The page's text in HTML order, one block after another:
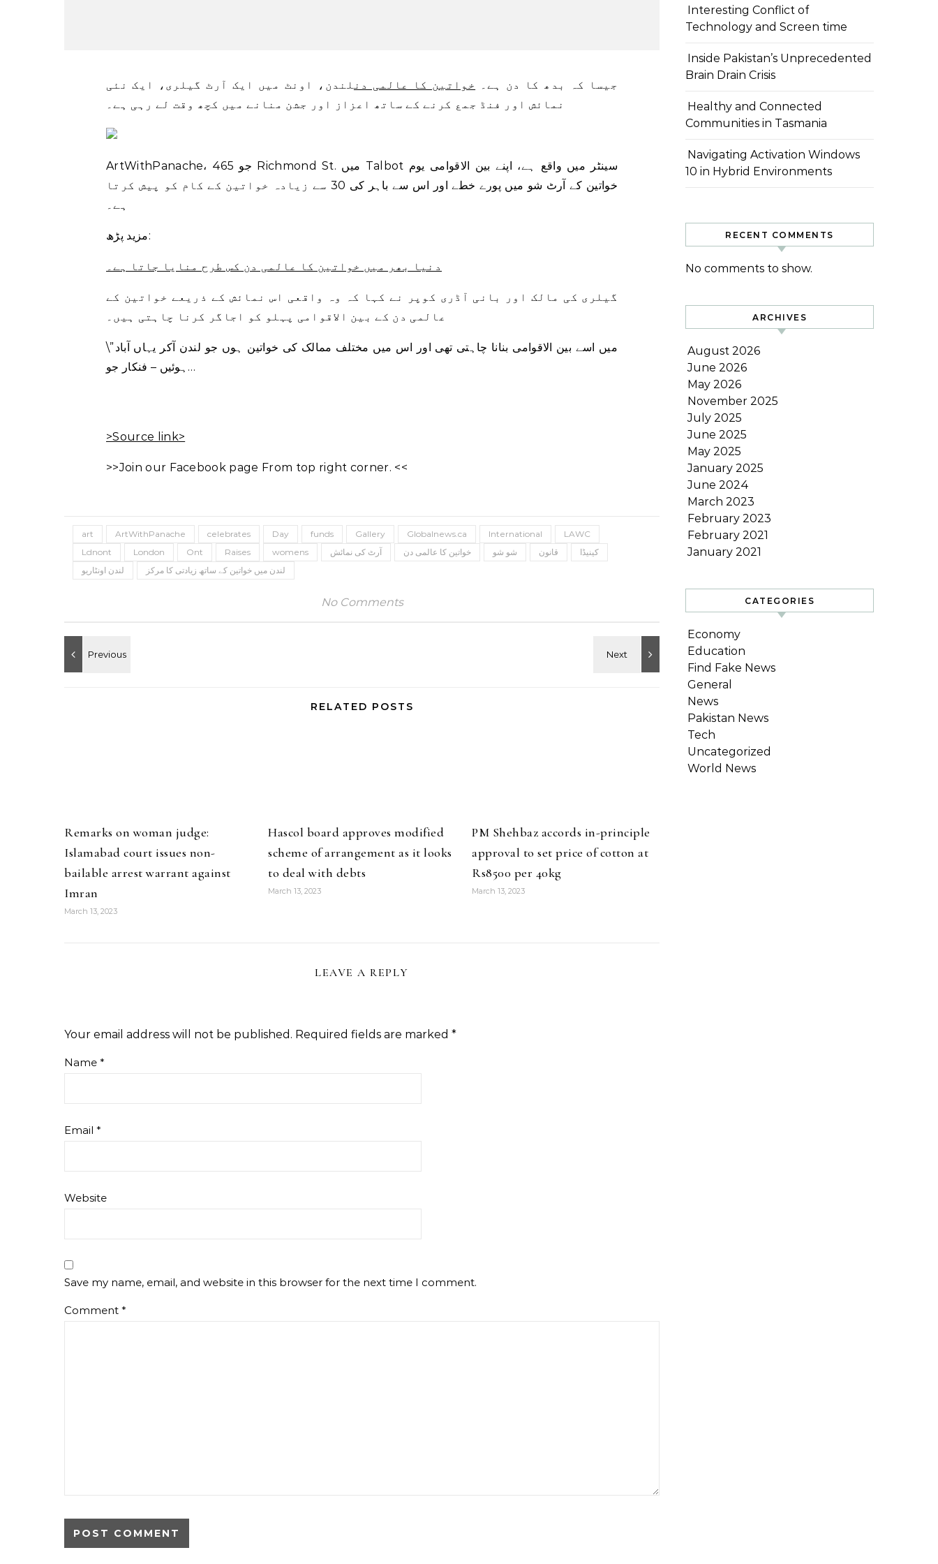
جیسا کہ بدھ کا دن ہے۔ خواتین کا عالمی دنلندن، اونٹ میں ایک آرٹ گیلری، ایک نئی
نمائش اور فنڈ جمع کرنے کے ساتھ اعزاز اور جشن منانے میں کچھ وقت لے رہی ہے۔
ArtWithPanache، جو 465 Richmond St. میں Talbot سینٹر میں واقع ہے، اپنے بین الاقوامی یوم
خواتین کے آرٹ شو میں پورے خطے اور اس سے باہر کی 30 سے ​​زیادہ خواتین کے کام کو پیش کرتا
ہے۔
مزید پڑھ:
دنیا بھر میں خواتین کا عالمی دن کس طرح منایا جاتا ہے۔
گیلری کی مالک اور بانی آڈری کوپر نے کہا کہ وہ واقعی اس نمائش کے ذریعے خواتین کے
عالمی دن کے بین الاقوامی پہلو کو اجاگر کرنا چاہتی ہیں۔
\”میں اسے بین الاقوامی بنانا چاہتی تھی اور اس میں مختلف ممالک کی خواتین ہوں جو لندن آکر یہاں آباد
ہوئیں – فنکار جو…
>Source link>
>>Join our Facebook page From top right corner. <<
art ArtWithPanache celebrates Day funds Gallery Globalnews.ca International
LAWC
Ldnont
London Ont Raises womens آرٹ کی نمائش خواتین کا عالمی دن شو شو قانون
کینیڈا
لندن اونٹاریو
لندن میں خواتین کے ساتھ زیادتی کا مرکز
No Comments
RELATED POSTS
Remarks on woman judge:
Islamabad court issues non-
bailable arrest warrant against
Imran
March 13, 2023
Hascol board approves modified
scheme of arrangement as it looks
to deal with debts
March 13, 2023
PM Shehbaz accords in-principle
approval to set price of cotton at
Rs8500 per 40kg
March 13, 2023
LEAVE A REPLY
Your email address will not be published. Required fields are marked *
Name *
Email *
Website
Save my name, email, and website in this browser for the next time I comment.
Comment *
Interesting Conflict of
Technology and Screen time
Inside Pakistan’s Unprecedented
Brain Drain Crisis
Healthy and Connected
Communities in Tasmania
Navigating Activation Windows
10 in Hybrid Environments
RECENT COMMENTS
No comments to show.
ARCHIVES
August 2026
June 2026
May 2026
November 2025
July 2025
June 2025
May 2025
January 2025
June 2024
March 2023
February 2023
February 2021
January 2021
CATEGORIES
Economy
Education
Find Fake News
General
News
Pakistan News
Tech
Uncategorized
World News